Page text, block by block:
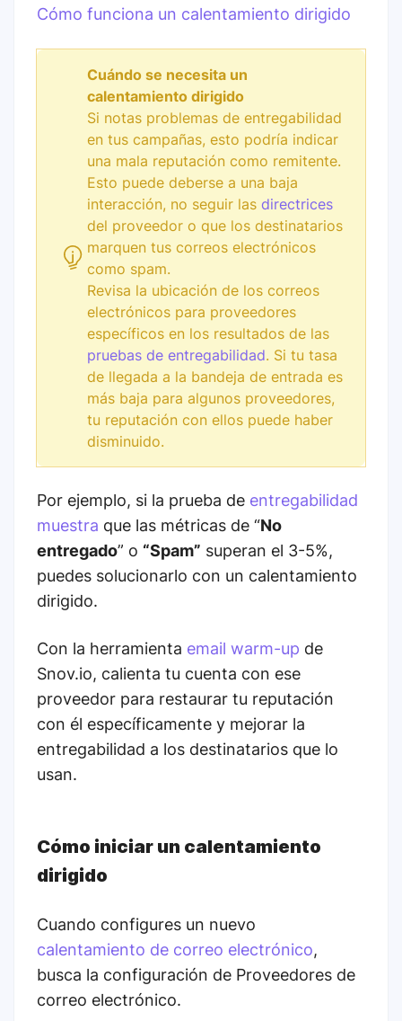
Cómo funciona un calentamiento dirigido
Cuándo se necesita un
calentamiento dirigido
Si notas problemas de entregabilidad
en tus campañas, esto podría indicar
una mala reputación como remitente.
Esto puede deberse a una baja
interacción, no seguir las directrices
del proveedor o que los destinatarios
marquen tus correos electrónicos
como spam.
Revisa la ubicación de los correos
electrónicos para proveedores
específicos en los resultados de las
pruebas de entregabilidad. Si tu tasa
de llegada a la bandeja de entrada es
más baja para algunos proveedores,
tu reputación con ellos puede haber
disminuido.
Por ejemplo, si la prueba de entregabilidad
muestra que las métricas de “No
entregado” o “Spam” superan el 3-5%,
puedes solucionarlo con un calentamiento
dirigido.
Con la herramienta email warm-up de
Snov.io, calienta tu cuenta con ese
proveedor para restaurar tu reputación
con él específicamente y mejorar la
entregabilidad a los destinatarios que lo
usan.
Cómo iniciar un calentamiento
dirigido
Cuando configures un nuevo
calentamiento de correo electrónico,
busca la configuración de Proveedores de
correo electrónico.